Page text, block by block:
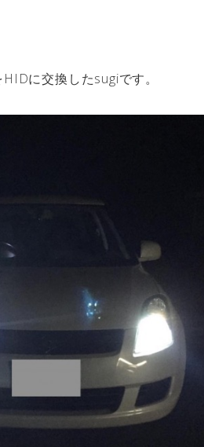
に交換したsugiです。